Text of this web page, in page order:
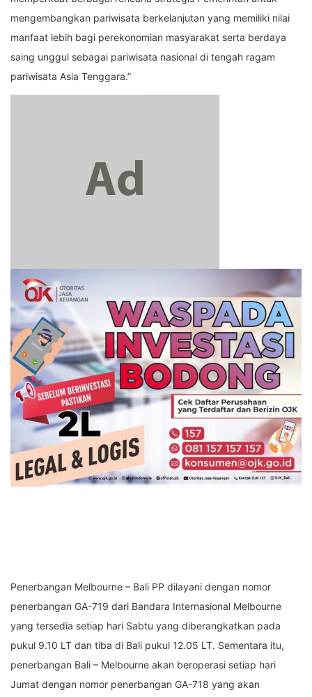
mengembangkan pariwisata berkelanjutan yang memiliki nilai
manfaat lebih bagi perekonomian masyarakat serta berdaya
saing unggul sebagai pariwisata nasional di tengah ragam
pariwisata Asia Tenggara.”
Penerbangan Melbourne – Bali PP dilayani dengan nomor
penerbangan GA-719 dari Bandara Internasional Melbourne
yang tersedia setiap hari Sabtu yang diberangkatkan pada
pukul 9.10 LT dan tiba di Bali pukul 12.05 LT. Sementara itu,
penerbangan Bali – Melbourne akan beroperasi setiap hari
Jumat dengan nomor penerbangan GA-718 yang akan